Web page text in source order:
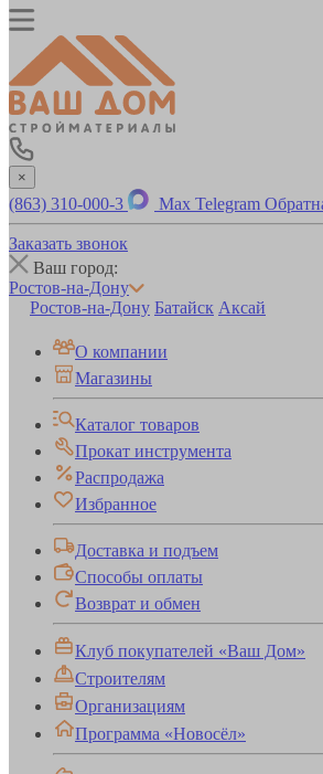
×
(863) 310-000-3 Max Telegram
Заказать звонок
Ваш город:
Ростов-на-Дону
Ростов-на-Дону Батайск Аксай
О компании
Магазины
Каталог товаров
Прокат инструмента
Распродажа
Избранное
Доставка и подъем
Способы оплаты
Возврат и обмен
Клуб покупателей «Ваш Дом»
Строителям
Организациям
Программа «Новосёл»